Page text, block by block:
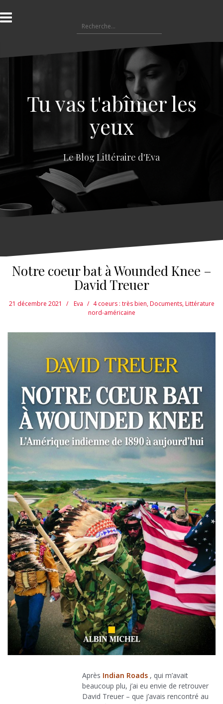
l
a
e
e
Tu vas t'abîmer les
yeux
Le Blog Littéraire d'Eva
Notre coeur bat à Wounded Knee –
David Treuer
21 décembre 2021 Eva 4 coeurs : très bien,Documents,Littérature
nord-américaine
Après Indian Roads , qui m’avait
beaucoup plu, j’ai eu envie de retrouver
David Treuer – que j’avais rencontré au